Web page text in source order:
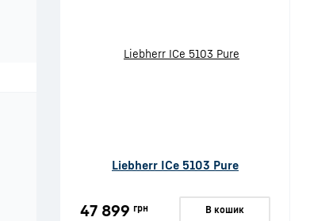
Liebherr ICe 5103 Pure
47 899 грн В кошик